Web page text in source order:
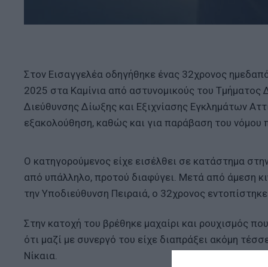
Στον Εισαγγελέα οδηγήθηκε ένας 32χρονος
2025 στα Καμίνια από αστυνομικούς του Τμήματος
Διεύθυνσης Δίωξης και Εξιχνίασης Εγκλημάτων
εξακολούθηση, καθώς και για παράβαση του νόμου
Ο κατηγορούμενος είχε εισέλθει σε κατάστημα
από υπάλληλο, προτού διαφύγει. Μετά από άμεση
την Υποδιεύθυνση Πειραιά, ο 32χρονος
Στην κατοχή του βρέθηκε μαχαίρι και ρουχισμός
ότι μαζί με συνεργό του είχε διαπράξει ακόμη
Νίκαια.